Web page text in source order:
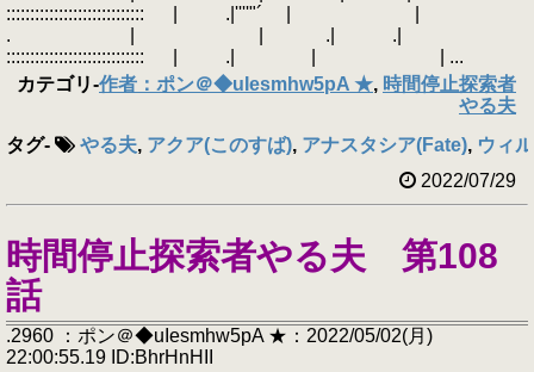
::::::::::::::::::::::::::::: | .|''''"´ | |
. | | .| .|
::::::::::::::::::::::::::::: | .| | | ...
カテゴリ-作者：ポン＠◆uIesmhw5pA ★, 時間停止探索者
やる夫
タグ- やる夫, アクア(このすば), アナスタシア(Fate), ウィ
2022/07/29
時間停止探索者やる夫 第108
話
.2960 ：ポン＠◆uIesmhw5pA ★：2022/05/02(月)
22:00:55.19 ID:BhrHnHII